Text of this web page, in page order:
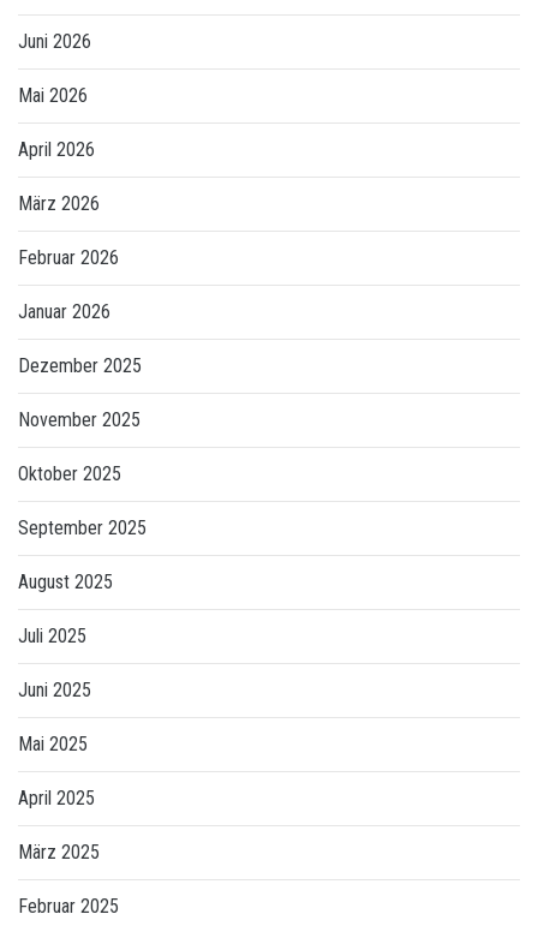
Juni 2026
Mai 2026
April 2026
März 2026
Februar 2026
Januar 2026
Dezember 2025
November 2025
Oktober 2025
September 2025
August 2025
Juli 2025
Juni 2025
Mai 2025
April 2025
März 2025
Februar 2025